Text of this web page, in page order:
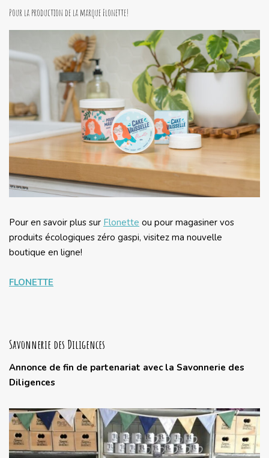
Pour la production de la marque Flonette!
Pour en savoir plus sur Flonette ou pour magasiner vos
produits écologiques zéro gaspi, visitez ma nouvelle
boutique en ligne!
FLONETTE
Savonnerie des Diligences
Annonce de fin de partenariat avec la Savonnerie des
Diligences